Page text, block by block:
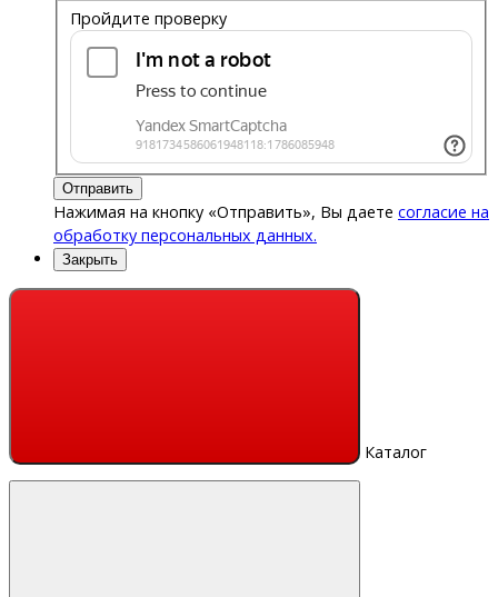
Пройдите проверку
Отправить
Нажимая на кнопку «Отправить», Вы даете согласие на
обработку персональных данных.
Закрыть
Каталог